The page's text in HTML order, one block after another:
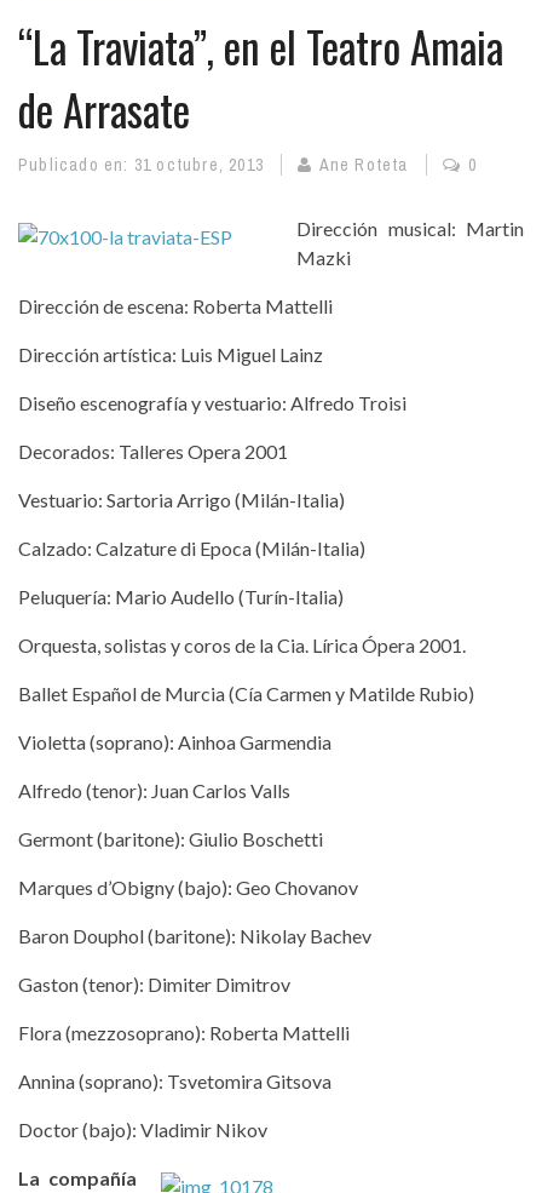
“La Traviata”, en el Teatro Amaia
de Arrasate
Publicado en: 31 octubre, 2013 Ane Roteta 0
Dirección musical: Martin
Mazki
Dirección de escena: Roberta Mattelli
Dirección artística: Luis Miguel Lainz
Diseño escenografía y vestuario: Alfredo Troisi
Decorados: Talleres Opera 2001
Vestuario: Sartoria Arrigo (Milán-Italia)
Calzado: Calzature di Epoca (Milán-Italia)
Peluquería: Mario Audello (Turín-Italia)
Orquesta, solistas y coros de la Cia. Lírica Ópera 2001.
Ballet Español de Murcia (Cía Carmen y Matilde Rubio)
Violetta (soprano): Ainhoa Garmendia
Alfredo (tenor): Juan Carlos Valls
Germont (baritone): Giulio Boschetti
Marques d’Obigny (bajo): Geo Chovanov
Baron Douphol (baritone): Nikolay Bachev
Gaston (tenor): Dimiter Dimitrov
Flora (mezzosoprano): Roberta Mattelli
Annina (soprano): Tsvetomira Gitsova
Doctor (bajo): Vladimir Nikov
La compañía